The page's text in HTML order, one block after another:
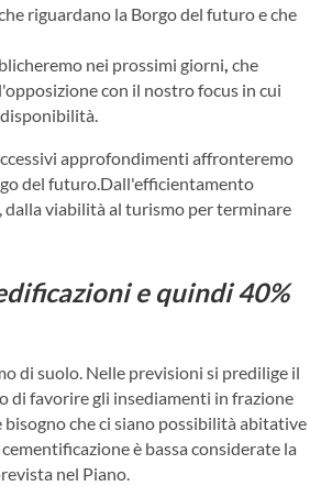
riguardano la Borgo del futuro e che
nei prossimi giorni che
con il nostro focus in cui
approfondimenti affronteremo
del futuro.Dall'efficientamento
viabilità al turismo per terminare
e quindi 40%
di suolo. Nelle previsioni si predilige il
di favorire gli insediamenti in frazione
bisogno che ci siano possibilità abitative
è bassa considerate la
nel Piano.